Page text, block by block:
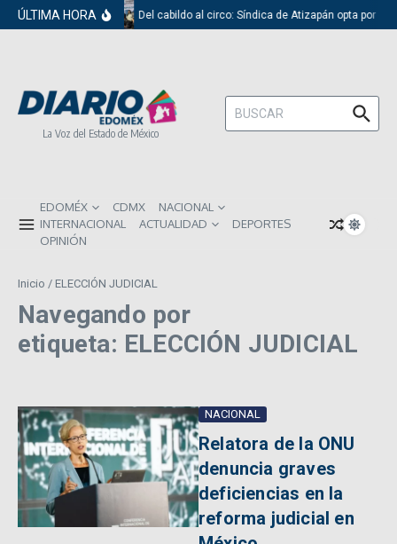
Saltar al contenido
ÚLTIMA HORA Del cabildo al circo: Síndica de Atizapán opta por el
La Voz del Estado de México
Buscar:
EDOMÉX CDMX
NACIONAL
INTERNACIONAL
ACTUALIDAD
DEPORTES
OPINIÓN
Inicio / ELECCIÓN JUDICIAL
Navegando por
etiqueta: ELECCIÓN JUDICIAL
NACIONAL
Relatora de la ONU
denuncia graves
deficiencias en la
reforma judicial en